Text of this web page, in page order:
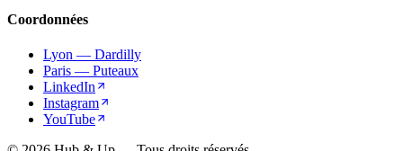
Coordonnées
Lyon — Dardilly
Paris — Puteaux
LinkedIn
Instagram
YouTube